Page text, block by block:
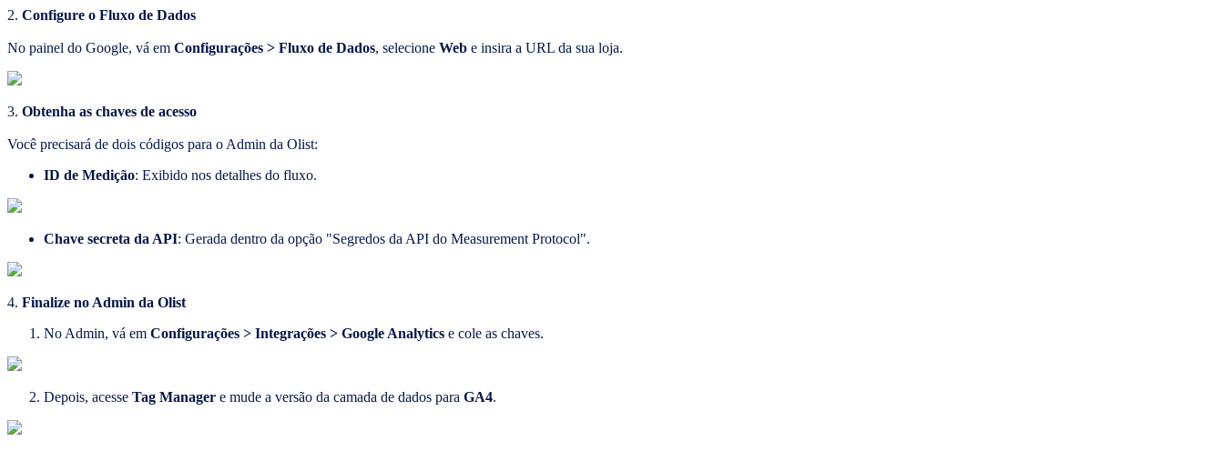
2. Configure o Fluxo de Dados
No painel do Google, vá em Configurações > Fluxo de Dados, selecione Web e insira a URL da sua loja.
3. Obtenha as chaves de acesso
Você precisará de dois códigos para o Admin da Olist:
ID de Medição: Exibido nos detalhes do fluxo.
Chave secreta da API: Gerada dentro da opção "Segredos da API do Measurement Protocol".
4. Finalize no Admin da Olist
No Admin, vá em Configurações > Integrações > Google Analytics e cole as chaves.
Depois, acesse Tag Manager e mude a versão da camada de dados para GA4.